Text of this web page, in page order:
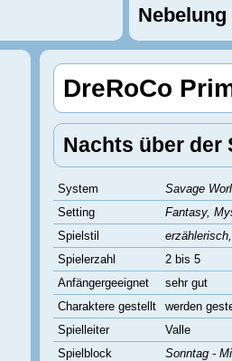
Nebelung
DreRoCo
Nachts über der
System
Savage
Setting
Fantasy,
Spielstil
Spielerzahl
2 bis 5
Anfängergeeignet
sehr gut
Charaktere gestellt
werden
Spielleiter
Valle
Spielblock
Sonntag -